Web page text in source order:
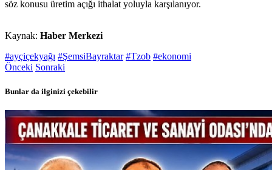
söz konusu üretim açığı ithalat yoluyla karşılanıyor.
Kaynak: Haber Merkezi
#ayçiçekyağı #ŞemsiBayraktar #Tzob #ekonomi
Önceki Sonraki
Bunlar da ilginizi çekebilir